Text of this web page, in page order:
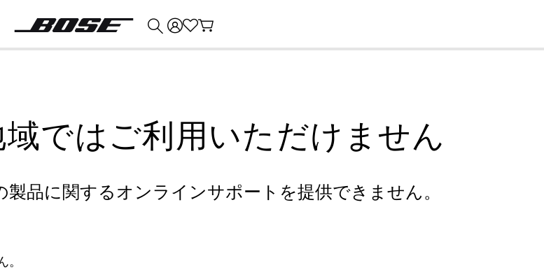
ではご利用いただけません
品に関するオンラインサポートを提供できません。